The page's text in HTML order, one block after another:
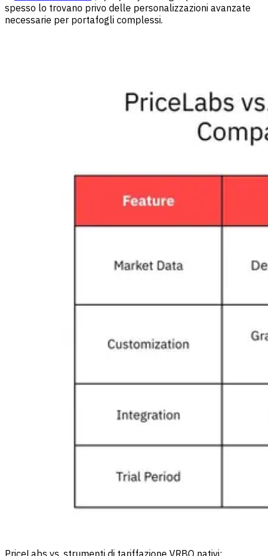
spesso lo trovano privo delle personalizzazioni avanzate
necessarie per portafogli complessi.